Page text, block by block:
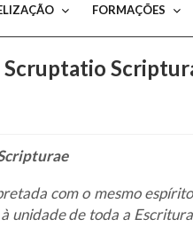
FORMAÇÕES
com o mesmo
unidade de toda a